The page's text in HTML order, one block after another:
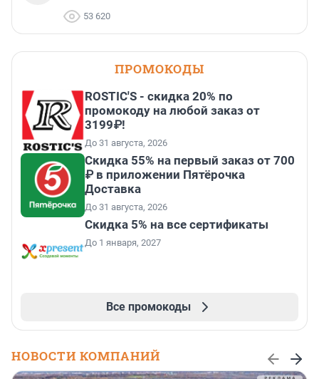
53 620
ПРОМОКОДЫ
ROSTIC'S - скидка 20% по
промокоду на любой заказ от
3199₽!
До 31 августа, 2026
Скидка 55% на первый заказ от 700
₽ в приложении Пятёрочка
Доставка
До 31 августа, 2026
Скидка 5% на все сертификаты
До 1 января, 2027
Все промокоды
НОВОСТИ КОМПАНИЙ